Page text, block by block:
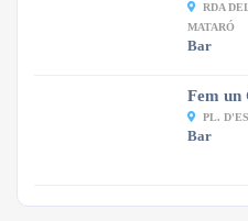
RDA
MATARÓ
Bar
Fem un
PL.
Bar